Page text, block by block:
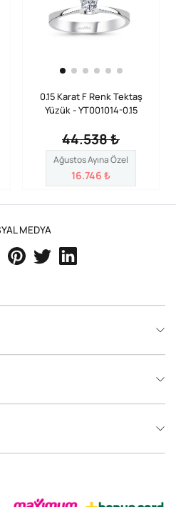
0.15 Karat F Renk Tektaş
Yüzük - YT001014-0.15
44.538 ₺
Ağustos Ayına Özel
16.746 ₺
MEDYA